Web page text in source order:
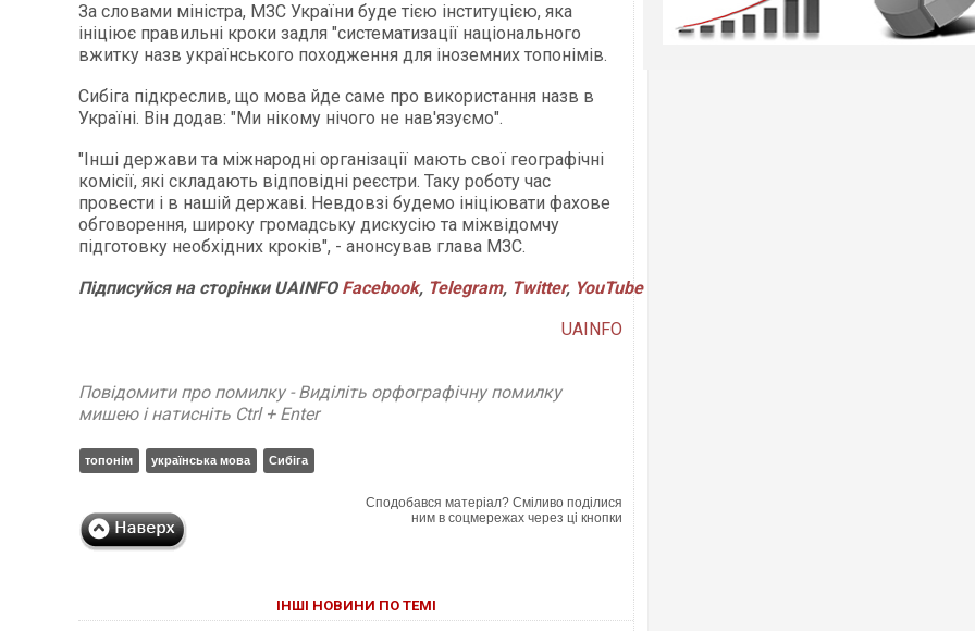
За словами міністра, МЗС України буде тією інституцією, яка
ініціює правильні кроки задля "систематизації національного
вжитку назв українського походження для іноземних топонімів.
Сибіга підкреслив, що мова йде саме про використання назв в
Україні. Він додав: "Ми нікому нічого не нав'язуємо".
"Інші держави та міжнародні організації мають свої географічні
комісії, які складають відповідні реєстри. Таку роботу час
провести і в нашій державі. Невдовзі будемо ініціювати фахове
обговорення, широку громадську дискусію та міжвідомчу
підготовку необхідних кроків", - анонсував глава МЗС.
ПідписуйсянасторінкиUAINFO Facebook, Telegram, Twitter, YouTube
UAINFO
Повідомити про помилку - Виділіть орфографічну помилку
мишею і натисніть Ctrl + Enter
топонім українська мова Сибіга
Сподобався матеріал? Сміливо поділися
ним в соцмережах через ці кнопки
ІНШІ НОВИНИ ПО ТЕМІ